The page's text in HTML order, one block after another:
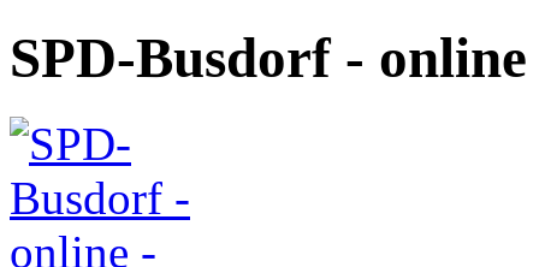
SPD-Busdorf -